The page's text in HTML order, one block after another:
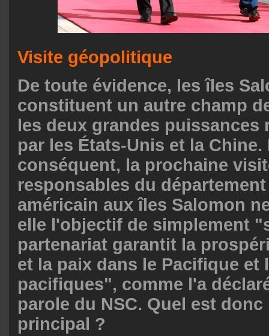
Visite géopolitique
De toute évidence, les îles
constituent un autre champ
les deux grandes puissances
par les États-Unis et la Chine.
conséquent, la prochaine
responsables du
américain aux îles Salomon
elle l'objectif de simplement
partenariat garantit la
et la paix dans le Pacifique et
pacifiques", comme l'a
parole du NSC. Quel est
principal ?